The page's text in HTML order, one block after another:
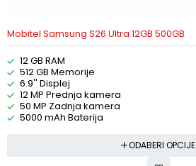
Mobitel Samsung S26 Ultra 12GB 500GB
12 GB RAM
512 GB Memorije
6.9'' Displej
12 MP Prednja kamera
50 MP Zadnja kamera
5000 mAh Baterija
ODABERI OPCIJE